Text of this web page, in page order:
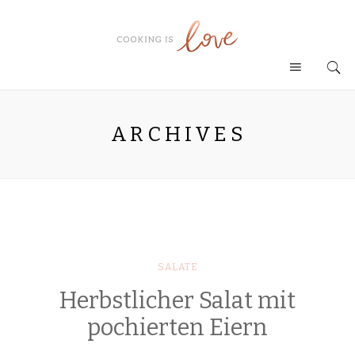
ARCHIVES
SALATE
Herbstlicher Salat mit
pochierten Eiern